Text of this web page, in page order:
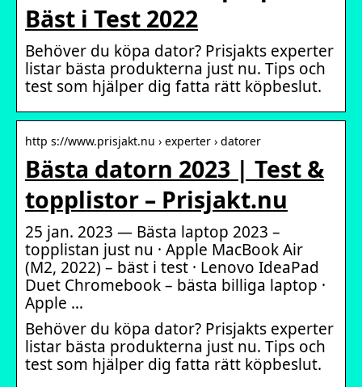
Bäst i Test 2022
Behöver du köpa dator? Prisjakts experter
listar bästa produkterna just nu. Tips och
test som hjälper dig fatta rätt köpbeslut.
http s://www.prisjakt.nu › experter › datorer
Bästa datorn 2023 | Test &
topplistor – Prisjakt.nu
25 jan. 2023 — Bästa laptop 2023 –
topplistan just nu · Apple MacBook Air
(M2, 2022) – bäst i test · Lenovo IdeaPad
Duet Chromebook – bästa billiga laptop ·
Apple …
Behöver du köpa dator? Prisjakts experter
listar bästa produkterna just nu. Tips och
test som hjälper dig fatta rätt köpbeslut.